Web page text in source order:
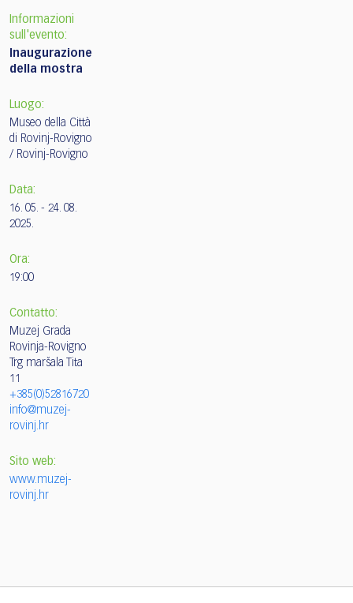
Informazioni
sull'evento:
Inaugurazione
della mostra
Luogo:
Museo della Città
di Rovinj-Rovigno
/ Rovinj-Rovigno
Data:
16. 05. - 24. 08.
2025.
Ora:
19:00
Contatto:
Muzej Grada
Rovinja-Rovigno
Trg maršala Tita
11
+385(0)52816720
info@muzej-
rovinj.hr
Sito web:
www.muzej-
rovinj.hr